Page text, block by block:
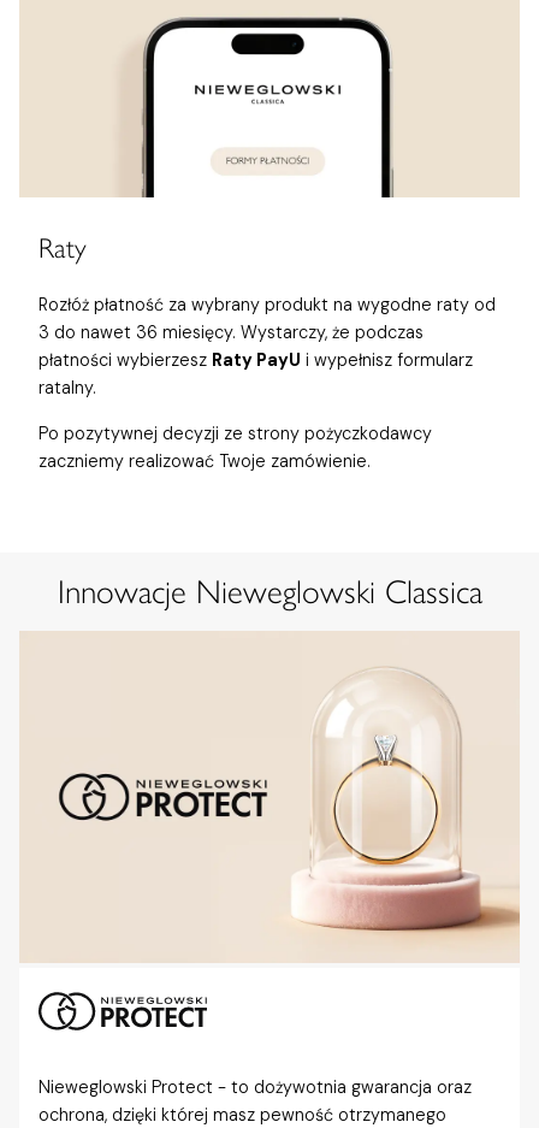
Raty
Rozłóż płatność za wybrany produkt na wygodne raty od
3 do nawet 36 miesięcy. Wystarczy, że podczas
płatności wybierzesz Raty PayU i wypełnisz formularz
ratalny.
Po pozytywnej decyzji ze strony pożyczkodawcy
zaczniemy realizować Twoje zamówienie.
Innowacje Nieweglowski Classica
Nieweglowski Protect - to dożywotnia gwarancja oraz
ochrona, dzięki której masz pewność otrzymanego